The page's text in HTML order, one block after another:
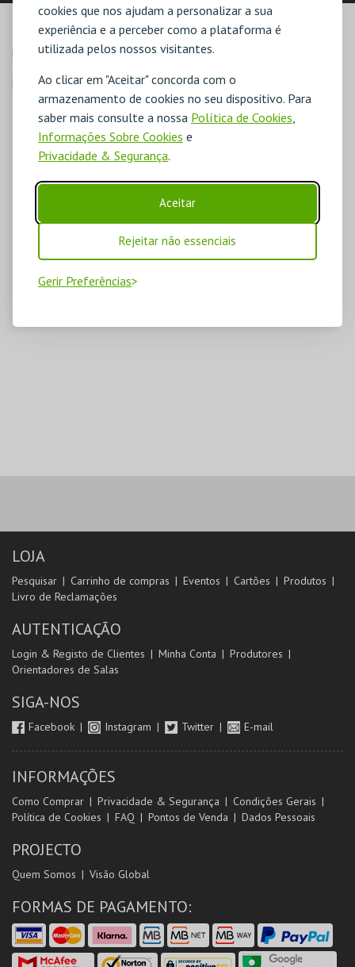
cookies que nos ajudam a personalizar a sua
experiência e a perceber como a plataforma é
utilizada pelos nossos visitantes.
Ao clicar em "Aceitar" concorda com o
armazenamento de cookies no seu dispositivo. Para
saber mais consulte a nossa Política de Cookies
Informações Sobre Cookies e
Privacidade & Segurança.
Aceitar
Rejeitar não essenciais
Gerir Preferências
MORADA
Praça da Independência
2955-000 Palmela
Direcções para Auditório Pinhal Novo
LOJA
Pesquisar Carrinho de compras Eventos Cartões
Produtos
Livro de Reclamações
AUTENTICAÇÃO
Login & Registo de Clientes Minha Conta
Produtores
Orientadores de Salas
SIGA-NOS
Facebook Instagram Twitter E-mail
INFORMAÇÕES
Como Comprar Privacidade & Segurança
Condições Gerais
Política de Cookies
FAQ Pontos de Venda Dados Pessoais
PROJECTO
Quem Somos Visão Global
FORMAS DE PAGAMENTO: